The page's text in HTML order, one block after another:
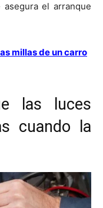
el arranque
millas de un carro
las luces
cuando la